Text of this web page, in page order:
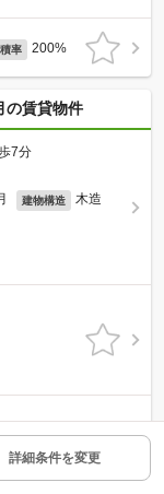
率 200%
の賃貸物件
7分
建物構造 木造
年2ヶ月の賃貸物
詳細条件を変更